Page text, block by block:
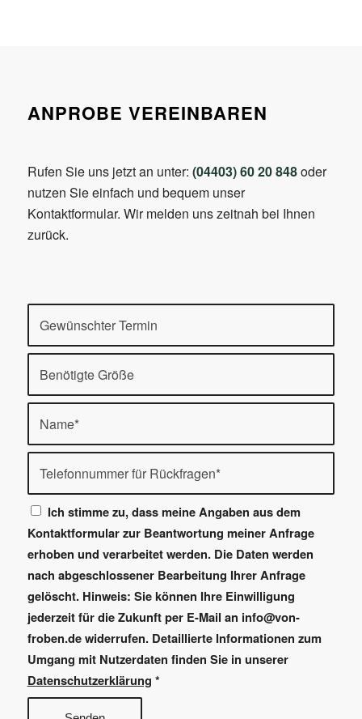
ANPROBE VEREINBAREN
Rufen Sie uns jetzt an unter: (04403) 60 20 848oder
nutzen Sie einfach und bequem unser
Kontaktformular. Wir melden uns zeitnah bei Ihnen
zurück.
Ich stimme zu, dass meine Angaben aus dem
Kontaktformular zur Beantwortung meiner Anfrage
erhoben und verarbeitet werden. Die Daten werden
nach abgeschlossener Bearbeitung Ihrer Anfrage
gelöscht. Hinweis: Sie können Ihre Einwilligung
jederzeit für die Zukunft per E-Mail an info@von-
froben.de widerrufen. Detaillierte Informationen zum
Umgang mit Nutzerdaten finden Sie in unserer
Datenschutzerklärung *